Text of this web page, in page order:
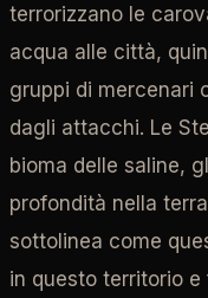
terrorizzano le
acqua alle città,
gruppi di mercenari
dagli attacchi. Le
bioma delle saline,
profondità nella
sottolinea come
in questo territorio